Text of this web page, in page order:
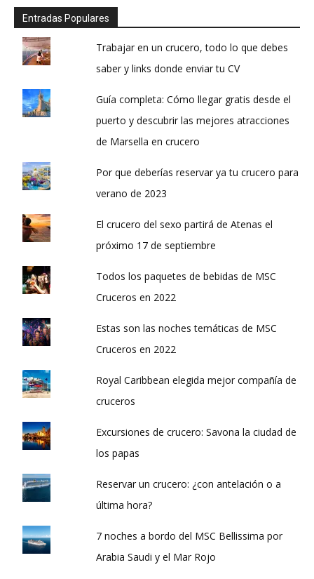
Entradas Populares
Trabajar en un crucero, todo lo que debes
saber y links donde enviar tu CV
Guía completa: Cómo llegar gratis desde el
puerto y descubrir las mejores atracciones
de Marsella en crucero
Por que deberías reservar ya tu crucero para
verano de 2023
El crucero del sexo partirá de Atenas el
próximo 17 de septiembre
Todos los paquetes de bebidas de MSC
Cruceros en 2022
Estas son las noches temáticas de MSC
Cruceros en 2022
Royal Caribbean elegida mejor compañía de
cruceros
Excursiones de crucero: Savona la ciudad de
los papas
Reservar un crucero: ¿con antelación o a
última hora?
7 noches a bordo del MSC Bellissima por
Arabia Saudi y el Mar Rojo